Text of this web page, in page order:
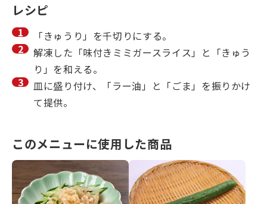
レシピ
「きゅうり」を千切りにする。
解凍した「味付きミミガースライス」と「きゅう
り」を和える。
皿に盛り付け、「ラー油」と「ごま」を振りかけ
て提供。
このメニューに使用した商品